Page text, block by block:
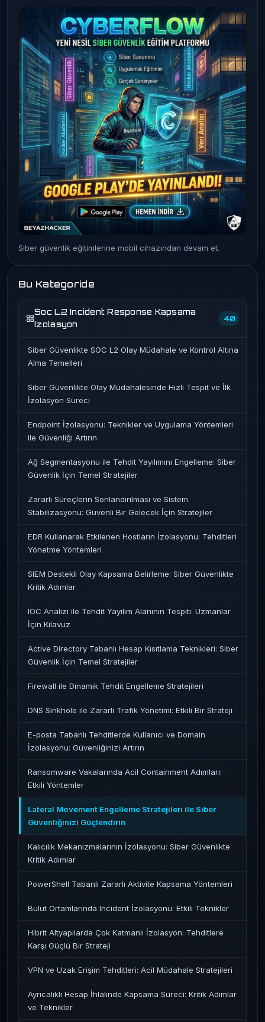
Siber güvenlik eğitimlerine mobil cihazından devam et.
Bu Kategoride
Soc L2 Incident Response Kapsama
Izolasyon
40
Siber Güvenlikte SOC L2 Olay Müdahale ve Kontrol Altına
Alma Temelleri
Siber Güvenlikte Olay Müdahalesinde Hızlı Tespit ve İlk
İzolasyon Süreci
Endpoint İzolasyonu: Teknikler ve Uygulama Yöntemleri
ile Güvenliği Artırın
Ağ Segmentasyonu ile Tehdit Yayılımını Engelleme: Siber
Güvenlik İçin Temel Stratejiler
Zararlı Süreçlerin Sonlandırılması ve Sistem
Stabilizasyonu: Güvenli Bir Gelecek İçin Stratejiler
EDR Kullanarak Etkilenen Hostların İzolasyonu: Tehditleri
Yönetme Yöntemleri
SIEM Destekli Olay Kapsama Belirleme: Siber Güvenlikte
Kritik Adımlar
IOC Analizi ile Tehdit Yayılım Alanının Tespiti: Uzmanlar
İçin Kılavuz
Active Directory Tabanlı Hesap Kısıtlama Teknikleri: Siber
Güvenlik İçin Temel Stratejiler
Firewall ile Dinamik Tehdit Engelleme Stratejileri
DNS Sinkhole ile Zararlı Trafik Yönetimi: Etkili Bir Strateji
E-posta Tabanlı Tehditlerde Kullanıcı ve Domain
İzolasyonu: Güvenliğinizi Artırın
Ransomware Vakalarında Acil Containment Adımları:
Etkili Yöntemler
Lateral Movement Engelleme Stratejileri ile Siber
Güvenliğinizi Güçlendirin
Kalıcılık Mekanizmalarının İzolasyonu: Siber Güvenlikte
Kritik Adımlar
PowerShell Tabanlı Zararlı Aktivite Kapsama Yöntemleri
Bulut Ortamlarında Incident İzolasyonu: Etkili Teknikler
Hibrit Altyapılarda Çok Katmanlı İzolasyon: Tehditlere
Karşı Güçlü Bir Strateji
VPN ve Uzak Erişim Tehditleri: Acil Müdahale Stratejileri
Ayrıcalıklı Hesap İhlalinde Kapsama Süreci: Kritik Adımlar
ve Teknikler